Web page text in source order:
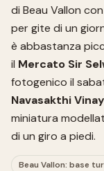
di Beau Vallon
per gite di un
è abbastanza
il Mercato Sir
fotogenico il
Navasakthi
miniatura
di un giro a piedi.
Beau Vallon: base